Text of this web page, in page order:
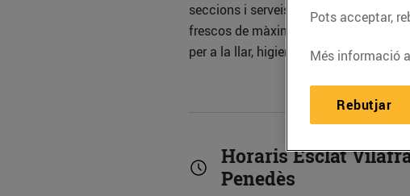
seccions i serveis per satisfer totes
frescos de màxima qualitat i de km0,
per a la llar, higiene personal, i molt
Horaris Esclat
Penedès
Pots acceptar,
Més informació
Rebutjar